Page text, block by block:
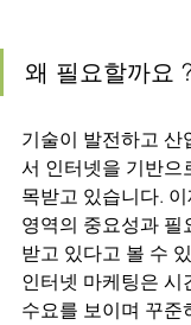
왜 필요할까요
기술이 발전하고 산
서 인터넷을 기반으
목받고 있습니다.
영역의 중요성과 필
받고 있다고 볼 수
인터넷 마케팅은 시
수요를 보이며 꾸준